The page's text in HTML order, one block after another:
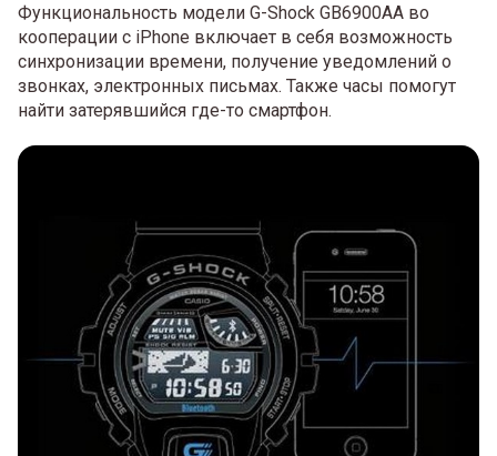
Функциональность модели G-Shock GB6900AA во
кооперации с iPhone включает в себя возможность
синхронизации времени, получение уведомлений о
звонках, электронных письмах. Также часы помогут
найти затерявшийся где-то смартфон.